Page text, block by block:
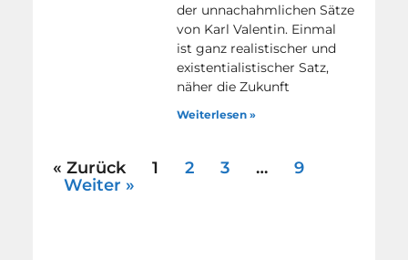
der unnachahmlichen Sätze
von Karl Valentin. Einmal
ist ganz realistischer und
existentialistischer Satz,
näher die Zukunft
Weiterlesen »
« Zurück 1 2 3 …
9
Weiter »